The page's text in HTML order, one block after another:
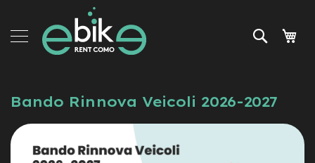
Content
Search
Bike
Rent
services
Accessories
News
Bando Rinnova Veicoli 2026-2027